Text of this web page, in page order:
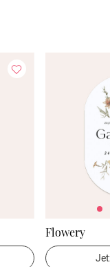
Flowery